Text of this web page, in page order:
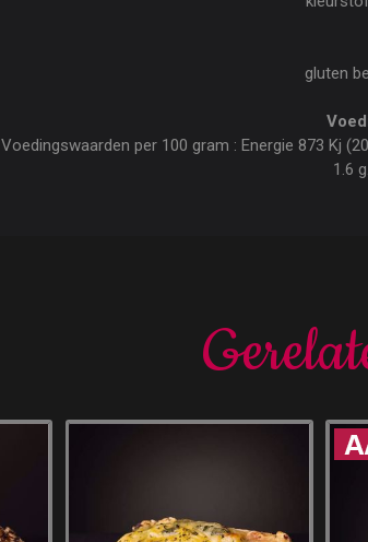
gluten
Voedingswaarden per 100 gram : Energie 873 Kj
1.6